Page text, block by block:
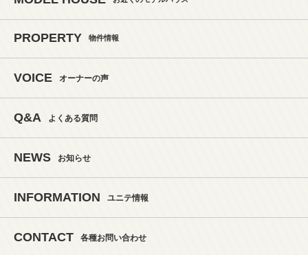
PROPERTY 物件情報
VOICE オーナーの声
Q&A よくある質問
NEWS お知らせ
INFORMATION ユニテ情報
CONTACT 各種お問い合わせ